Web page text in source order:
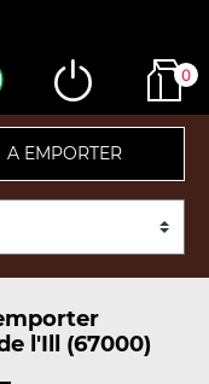
0
A EMPORTER
l'Ill (67000)